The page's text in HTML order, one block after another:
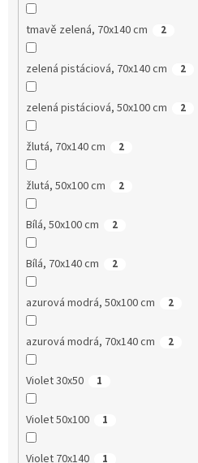
tmavě zelená, 70x140 cm 2
zelená pistáciová, 70x140 cm 2
zelená pistáciová, 50x100 cm 2
žlutá, 70x140 cm 2
žlutá, 50x100 cm 2
Bílá, 50x100 cm 2
Bílá, 70x140 cm 2
azurová modrá, 50x100 cm 2
azurová modrá, 70x140 cm 2
Violet 30x50 1
Violet 50x100 1
Violet 70x140 1